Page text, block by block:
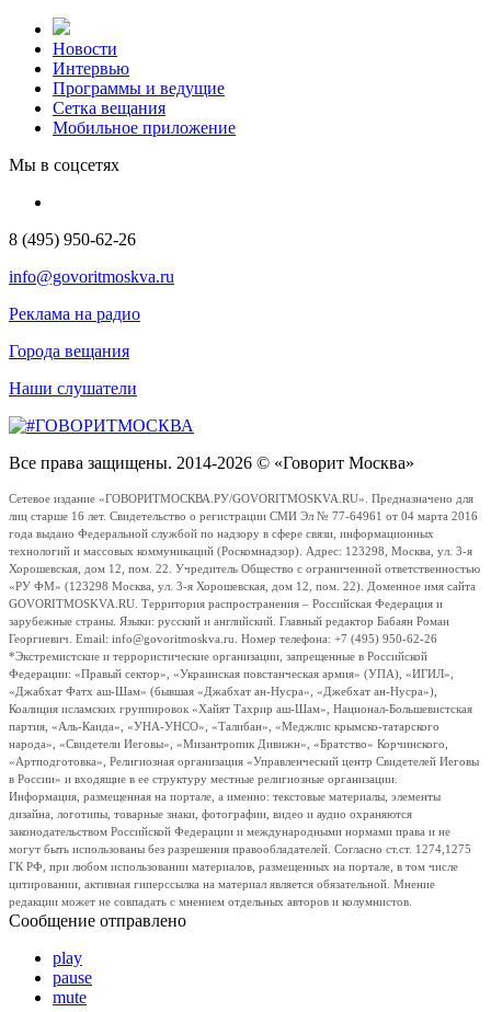
Новости
Интервью
Программы и ведущие
Сетка вещания
Мобильное приложение
Мы в соцсетях
8 (495) 950-62-26
info@govoritmoskva.ru
Реклама на радио
Города вещания
Наши слушатели
Все права защищены. 2014-2026 © «Говорит Москва»
Сетевое издание «ГОВОРИТМОСКВА.РУ/GOVORITMOSKVA.RU». Предназначено для
лиц старше 16 лет. Свидетельство о регистрации СМИ Эл № 77-64961 от 04 марта 2016
года выдано Федеральной службой по надзору в сфере связи, информационных
технологий и массовых коммуникаций (Роскомнадзор). Адрес: 123298, Москва, ул. 3-я
Хорошевская, дом 12, пом. 22. Учредитель Общество с ограниченной ответственностью
«РУ ФМ» (123298 Москва, ул. 3-я Хорошевская, дом 12, пом. 22). Доменное имя сайта
GOVORITMOSKVA.RU. Территория распространения – Российская Федерация и
зарубежные страны. Языки: русский и английский. Главный редактор Бабаян Роман
Георгиевич. Email: info@govoritmoskva.ru. Номер телефона: +7 (495) 950-62-26
*Экстремистские и террористические организации, запрещенные в Российской
Федерации: «Правый сектор», «Украинская повстанческая армия» (УПА), «ИГИЛ»,
«Джабхат Фатх аш-Шам» (бывшая «Джабхат ан-Нусра», «Джебхат ан-Нусра»),
Коалиция исламских группировок «Хайят Тахрир аш-Шам», Национал-Большевистская
партия, «Аль-Каида», «УНА-УНСО», «Талибан», «Меджлис крымско-татарского
народа», «Свидетели Иеговы», «Мизантропик Дивижн», «Братство» Корчинского,
«Артподготовка», Религиозная организация «Управленческий центр Свидетелей Иеговы
в России» и входящие в ее структуру местные религиозные организации.
Информация, размещенная на портале, а именно: текстовые материалы, элементы
дизайна, логотипы, товарные знаки, фотографии, видео и аудио охраняются
законодательством Российской Федерации и международными нормами права и не
могут быть использованы без разрешения правообладателей. Согласно ст.ст. 1274,1275
ГК РФ, при любом использовании материалов, размещенных на портале, в том числе
цитировании, активная гиперссылка на материал является обязательной. Мнение
редакции может не совпадать с мнением отдельных авторов и колумнистов.
Сообщение отправлено
play
pause
mute